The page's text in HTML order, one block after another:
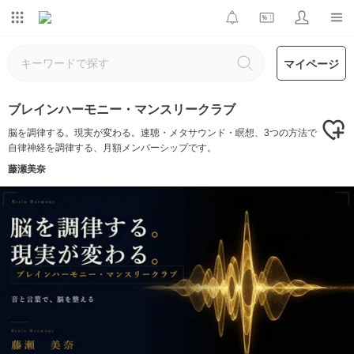
マイページ
ブレインハーモニー・マンスリークラブ
脳を調律する。現実が変わる。速聴・メタサウンド・瞑想、3つの方法で
自律神経を調律する、月額メンバーシップです。
藤瀬美奈